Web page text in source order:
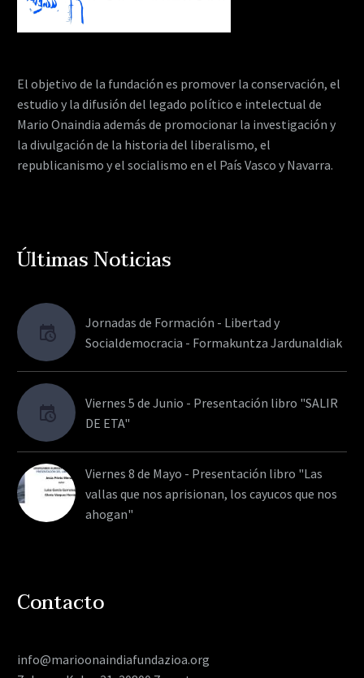
El objetivo de la fundación es promover la conservación, el
estudio y la difusión del legado político e intelectual de
Mario Onaindia además de promocionar la investigación y
la divulgación de la historia del liberalismo, el
republicanismo y el socialismo en el País Vasco y Navarra.
Últimas Noticias
Jornadas de Formación - Libertad y
Socialdemocracia - Formakuntza Jardunaldiak
Viernes 5 de Junio - Presentación libro "SALIR
DE ETA"
Viernes 8 de Mayo - Presentación libro "Las
vallas que nos aprisionan, los cayucos que nos
ahogan"
Contacto
info@marioonaindiafundazioa.org